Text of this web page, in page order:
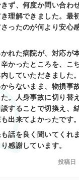
ず、何度か問い合わ
理解できました。最
ったのが何より安心
れた病院が、対応が
かったところを、こ
していただきました
らないまま、物損事
。人身事故に切り替
することで切換え、
出来てよかったです。
話を良く聞いてくれ
感謝しています。
投稿